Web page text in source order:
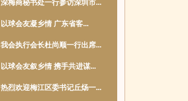
深梅商秘书处一行参访深圳市...
以球会友凝乡情 广东省客...
我会执行会长杜尚顺一行出席...
以球会友叙乡情 携手共进谋...
热烈欢迎梅江区委书记丘炀一...